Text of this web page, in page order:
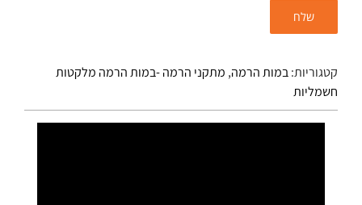
קטגוריות:במות הרמה, מתקני הרמה -במות הרמה מלקטות
חשמליות